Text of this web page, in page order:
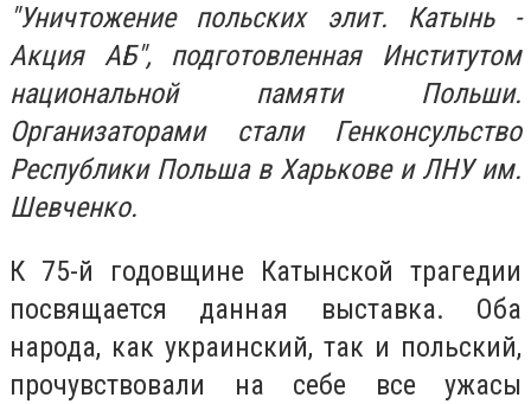
"Уничтожение польских элит. Катынь -
Акция АБ", подготовленная Институтом
национальной памяти Польши.
Организаторами стали Генконсульство
Республики Польша в Харькове и ЛНУ им.
Шевченко.
К 75-й годовщине Катынской трагедии
посвящается данная выставка. Оба
народа, как украинский, так и польский,
прочувствовали на себе все ужасы